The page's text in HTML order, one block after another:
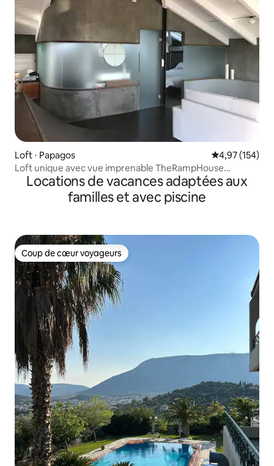
Loft ⋅ Papagos Évaluation
4,97 (154)
Loft unique avec vue imprenable TheRampHouse
Athènes
Locations de vacances adaptées aux
familles et avec piscine
Coup de cœur voyageurs
Coup de cœur voyageurs